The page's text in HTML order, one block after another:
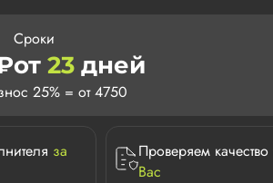
Сроки
от 23 дней
25% = от 4750
за
Проверяем качество
Вас